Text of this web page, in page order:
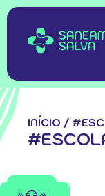
INÍCIO /